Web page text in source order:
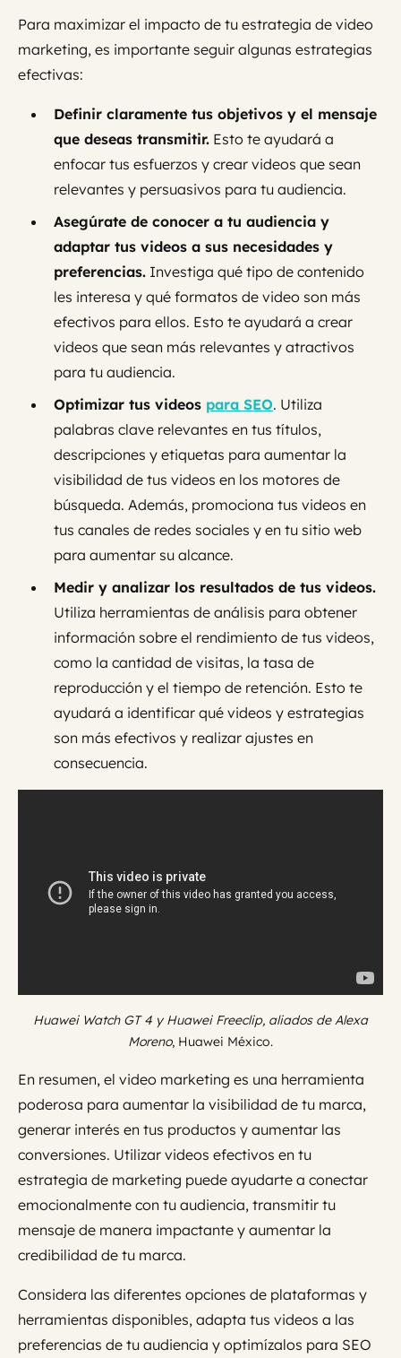
Para maximizar el impacto de tu estrategia de video
marketing, es importante seguir algunas estrategias
efectivas:
Definir claramente tus objetivos y el mensaje
que deseas transmitir. Esto te ayudará a
enfocar tus esfuerzos y crear videos que sean
relevantes y persuasivos para tu audiencia.
Asegúrate de conocer a tu audiencia y
adaptar tus videos a sus necesidades y
preferencias. Investiga qué tipo de contenido
les interesa y qué formatos de video son más
efectivos para ellos. Esto te ayudará a crear
videos que sean más relevantes y atractivos
para tu audiencia.
Optimizar tus videos para SEO. Utiliza
palabras clave relevantes en tus títulos,
descripciones y etiquetas para aumentar la
visibilidad de tus videos en los motores de
búsqueda. Además, promociona tus videos en
tus canales de redes sociales y en tu sitio web
para aumentar su alcance.
Medir y analizar los resultados de tus videos.
Utiliza herramientas de análisis para obtener
información sobre el rendimiento de tus videos,
como la cantidad de visitas, la tasa de
reproducción y el tiempo de retención. Esto te
ayudará a identificar qué videos y estrategias
son más efectivos y realizar ajustes en
consecuencia.
Huawei Watch GT 4 y Huawei Freeclip, aliados de Alexa
Moreno, Huawei México.
En resumen, el video marketing es una herramienta
poderosa para aumentar la visibilidad de tu marca,
generar interés en tus productos y aumentar las
conversiones. Utilizar videos efectivos en tu
estrategia de marketing puede ayudarte a conectar
emocionalmente con tu audiencia, transmitir tu
mensaje de manera impactante y aumentar la
credibilidad de tu marca.
Considera las diferentes opciones de plataformas y
herramientas disponibles, adapta tus videos a las
preferencias de tu audiencia y optimízalos para SEO